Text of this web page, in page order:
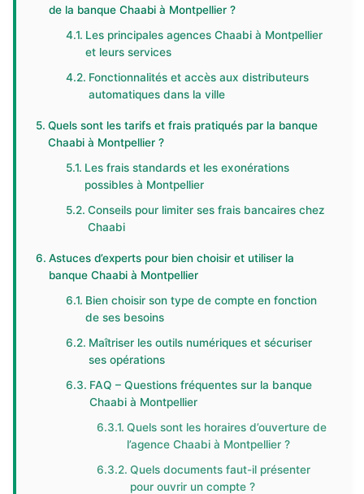
de la banque Chaabi à Montpellier ?
Les principales agences Chaabi à Montpellier
et leurs services
Fonctionnalités et accès aux distributeurs
automatiques dans la ville
Quels sont les tarifs et frais pratiqués par la banque
Chaabi à Montpellier ?
Les frais standards et les exonérations
possibles à Montpellier
Conseils pour limiter ses frais bancaires chez
Chaabi
Astuces d’experts pour bien choisir et utiliser la
banque Chaabi à Montpellier
Bien choisir son type de compte en fonction
de ses besoins
Maîtriser les outils numériques et sécuriser
ses opérations
FAQ – Questions fréquentes sur la banque
Chaabi à Montpellier
Quels sont les horaires d’ouverture de
l’agence Chaabi à Montpellier ?
Quels documents faut-il présenter
pour ouvrir un compte ?